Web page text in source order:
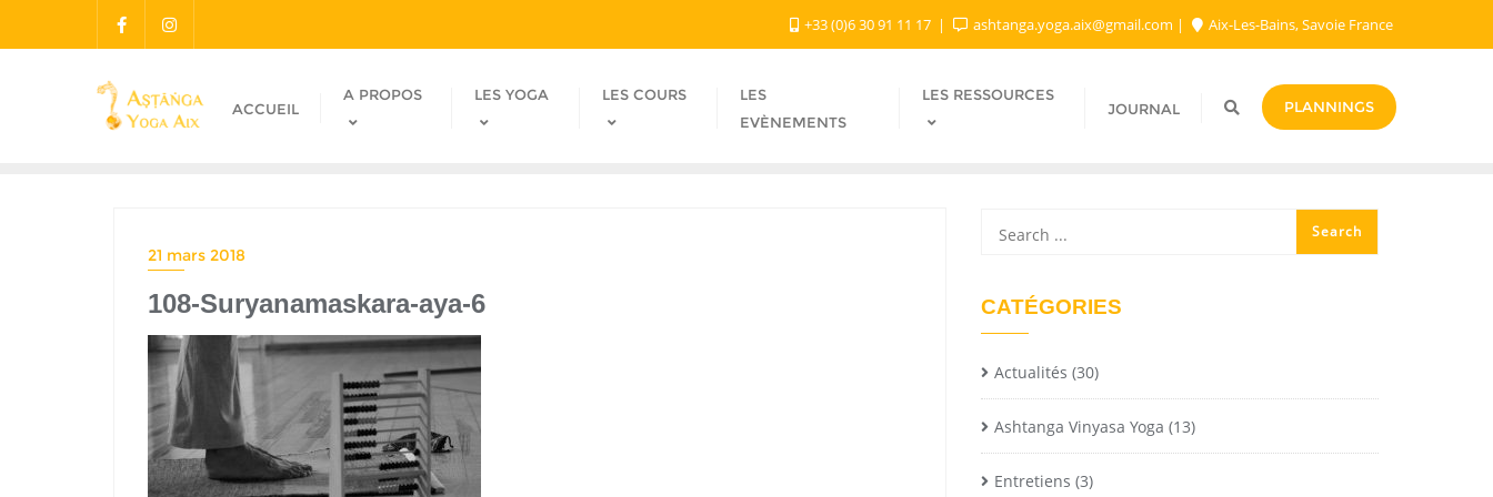
+33 (0)6 30 91 11 17 ashtanga.yoga.aix@gmail.com​ Aix-Les-Bains, Savoie France
ACCUEIL
A PROPOS LES YOGA LES COURS
LES
EVÈNEMENTS
LES RESSOURCES
JOURNAL PLANNINGS
21 mars 2018
108-Suryanamaskara-aya-6 CATÉGORIES
Actualités (30)
Ashtanga Vinyasa Yoga (13)
Entretiens (3)